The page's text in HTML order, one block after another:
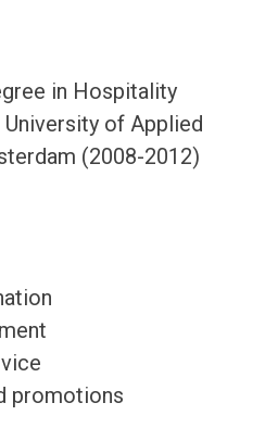
in Hospitality
University of Applied
(2008-2012)
promotions